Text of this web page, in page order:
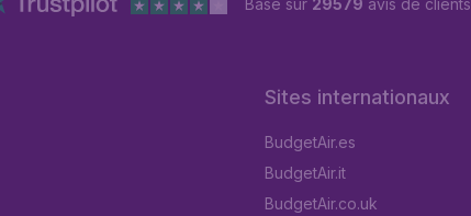
Sites internationaux
BudgetAir.es
BudgetAir.it
BudgetAir.co.uk